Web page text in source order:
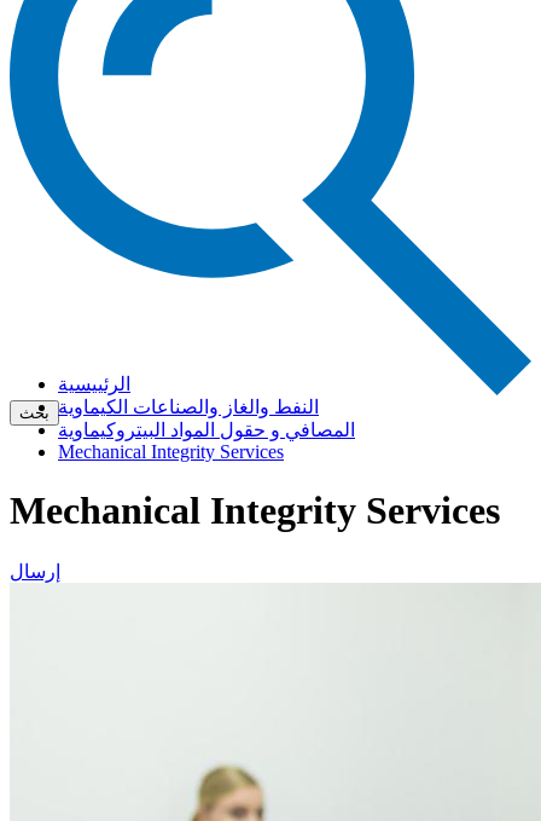
بحث
الرئييسية
النفط والغاز والصناعات الكيماوية
المصافي و حقول المواد البيتروكيماوية
Mechanical Integrity Services
Mechanical Integrity Services
إرسال